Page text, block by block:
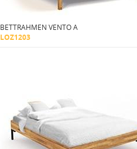
BETTRAHMEN VENTO A
LOZ1203